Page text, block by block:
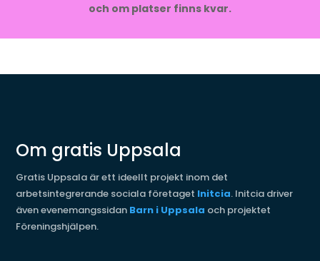
och om platser finns kvar.
Om gratis Uppsala
Gratis Uppsala är ett ideellt projekt inom det
arbetsintegrerande sociala företaget Initcia. Initcia driver
även evenemangssidan Barn i Uppsala och projektet
Föreningshjälpen.